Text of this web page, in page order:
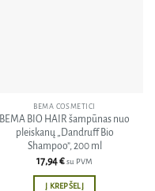
BEMA COSMETICI
BEMA BIO HAIR šampūnas nuo
pleiskanų „Dandruff Bio
Shampoo”, 200 ml
17,94€su PVM
Į KREPŠELĮ